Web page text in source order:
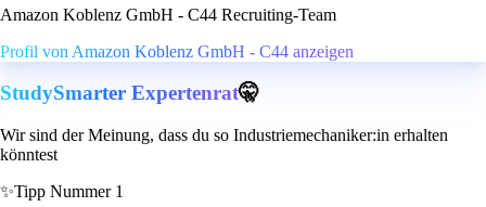
Amazon Koblenz GmbH - C44 Recruiting-Team
Profil von Amazon Koblenz GmbH - C44 anzeigen
StudySmarter Expertenrat🤫
Wir sind der Meinung, dass du so Industriemechaniker:in erhalten
könntest
✨Tipp Nummer 1